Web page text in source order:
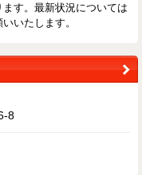
す。最新状況については
いたします。
8